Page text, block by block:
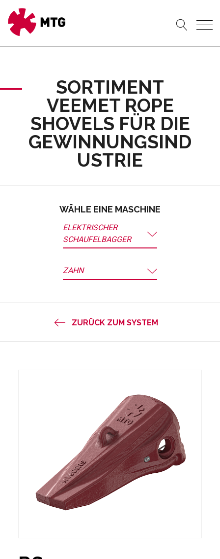
SORTIMENT
VEEMET ROPE
SHOVELS FÜR DIE
GEWINNUNGSIND
USTRIE
WÄHLE EINE MASCHINE
ELEKTRISCHER
SCHAUFELBAGGER
ZAHN
ZURÜCK ZUM SYSTEM